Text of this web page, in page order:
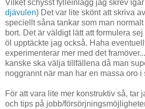
Vilket schysst fylleinlägg jag skrev igår
djävulen) Det var lite skönt att skriva
speciellt såna tankar som man
bort. Det är väldigt lätt att formulera
öl upptäckte jag också. Haha
experimenterar mer med det
kanske ska välja tillfällena då man
noggrannt när man har en massa oro i
För att vara lite mer konstruktiv så, tar
och tips på jobb/